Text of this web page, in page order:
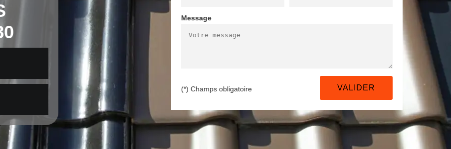
Message
(*) Champs obligatoire